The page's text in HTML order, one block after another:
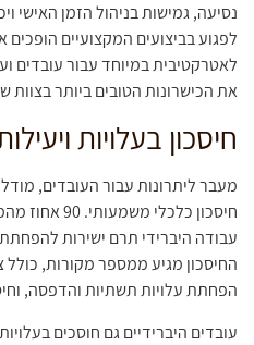
נסיעה, גמישות בניהול הזמן האישי
לפגוע בביצועים המקצועיים
לאטרקטיבית במיוחד עבור עובדים
את הכישרונות הטובים ביותר בצוות
חיסכון בעלויות
מעבר ליתרונות עבור העובדים,
חיסכון כלכלי
עבודה היברידי תרם ישירות
החיסכון מגיע ממספר מקורות,
הפחתת עלויות תשתיות והדפסה,
עובדים היברידיים גם חוסכים